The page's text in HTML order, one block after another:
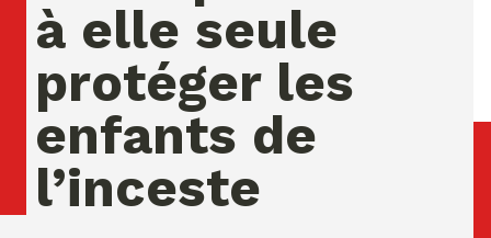
à elle seule
protéger les
enfants de
l’inceste